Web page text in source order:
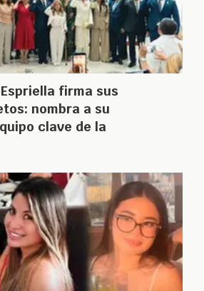
firma sus
nombra a su
clave de la